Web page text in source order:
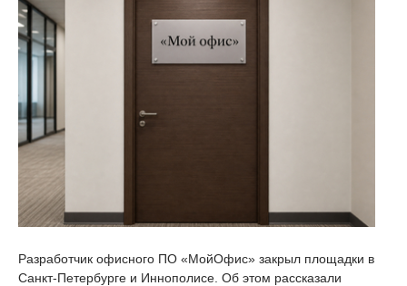
Разработчик офисного ПО «МойОфис» закрыл площадки в
Санкт-Петербурге и Иннополисе. Об этом рассказали